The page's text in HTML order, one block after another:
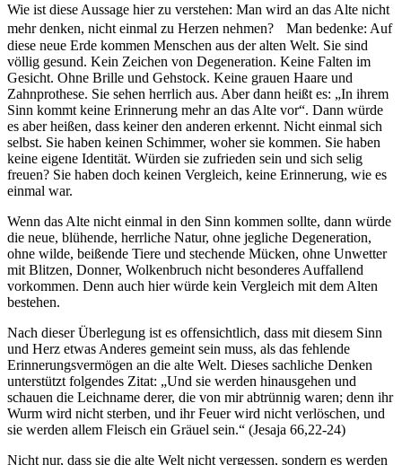
Wie ist diese Aussage hier zu verstehen: Man wird an das Alte nicht
mehr denken, nicht einmal zu Herzen nehmen? Man bedenke: Auf
diese neue Erde kommen Menschen aus der alten Welt. Sie sind
völlig gesund. Kein Zeichen von Degeneration. Keine Falten im
Gesicht. Ohne Brille und Gehstock. Keine grauen Haare und
Zahnprothese. Sie sehen herrlich aus. Aber dann heißt es: „In ihrem
Sinn kommt keine Erinnerung mehr an das Alte vor“. Dann würde
es aber heißen, dass keiner den anderen erkennt. Nicht einmal sich
selbst. Sie haben keinen Schimmer, woher sie kommen. Sie haben
keine eigene Identität. Würden sie zufrieden sein und sich selig
freuen? Sie haben doch keinen Vergleich, keine Erinnerung, wie es
einmal war.
Wenn das Alte nicht einmal in den Sinn kommen sollte, dann würde
die neue, blühende, herrliche Natur, ohne jegliche Degeneration,
ohne wilde, beißende Tiere und stechende Mücken, ohne Unwetter
mit Blitzen, Donner, Wolkenbruch nicht besonderes Auffallend
vorkommen. Denn auch hier würde kein Vergleich mit dem Alten
bestehen.
Nach dieser Überlegung ist es offensichtlich, dass mit diesem Sinn
und Herz etwas Anderes gemeint sein muss, als das fehlende
Erinnerungsvermögen an die alte Welt. Dieses sachliche Denken
unterstützt folgendes Zitat: „Und sie werden hinausgehen und
schauen die Leichname derer, die von mir abtrünnig waren; denn ihr
Wurm wird nicht sterben, und ihr Feuer wird nicht verlöschen, und
sie werden allem Fleisch ein Gräuel sein.“ (Jesaja 66,22-24)
Nicht nur, dass sie die alte Welt nicht vergessen, sondern es werden